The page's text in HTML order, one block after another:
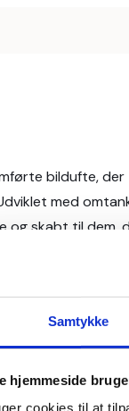
Samtykke
hjemmeside
cookies til at
bildufte, der
med
og skabt til dem,
der holder, og
lidt bedre hver